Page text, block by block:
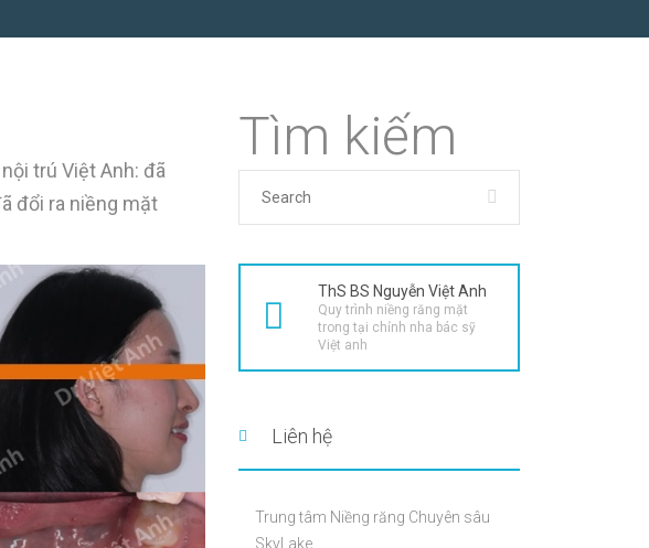
trú Việt Anh: đã
đổi ra niềng mặt
Tìm kiếm
ThS BS Nguyễn Việt Anh
Quy trình niềng răng mặt
trong tại chỉnh nha bác sỹ
Việt anh
Liên hệ
Trung tâm Niềng răng Chuyên sâu
SkyLake